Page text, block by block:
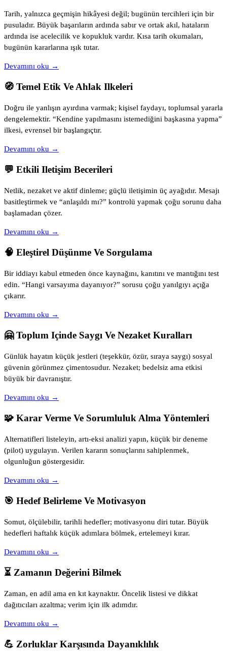
Tarih, yalnızca geçmişin hikâyesi değil; bugünün tercihleri için bir
pusuladır. Büyük başarıların ardında sabır ve ortak akıl, hataların
ardında ise acelecilik ve kopukluk vardır. Kısa tarih okumaları,
bugünün kararlarına ışık tutar.
Devamını oku →
🧭 Temel Etik Ve Ahlak Ilkeleri
Doğru ile yanlışın ayırdına varmak; kişisel faydayı, toplumsal yararla
dengelemektir. “Kendine yapılmasını istemediğini başkasına yapma”
ilkesi, evrensel bir başlangıçtır.
Devamını oku →
💬 Etkili Iletişim Becerileri
Netlik, nezaket ve aktif dinleme; güçlü iletişimin üç ayağıdır. Mesajı
basitleştirmek ve “anlaşıldı mı?” kontrolü yapmak çoğu sorunu daha
başlamadan çözer.
Devamını oku →
🧠 Eleştirel Düşünme Ve Sorgulama
Bir iddiayı kabul etmeden önce kaynağını, kanıtını ve mantığını test
edin. “Hangi varsayıma dayanıyor?” sorusu çoğu yanılgıyı açığa
çıkarır.
Devamını oku →
🤗 Toplum Içinde Saygı Ve Nezaket Kuralları
Günlük hayatın küçük jestleri (teşekkür, özür, sıraya saygı) sosyal
güvenin görünmez çimentosudur. Nezaket; bedelsiz ama etkisi
büyük bir davranıştır.
Devamını oku →
🧩 Karar Verme Ve Sorumluluk Alma Yöntemleri
Alternatifleri listeleyin, artı-eksi analizi yapın, küçük bir deneme
(pilot) uygulayın. Verilen kararın sonuçlarını sahiplenmek,
olgunluğun göstergesidir.
Devamını oku →
🎯 Hedef Belirleme Ve Motivasyon
Somut, ölçülebilir, tarihli hedefler; motivasyonu diri tutar. Büyük
hedefleri haftalık küçük adımlara bölmek, ertelemeyi kırar.
Devamını oku →
⏳ Zamanın Değerini Bilmek
Zaman, en adil ama en kıt kaynaktır. Öncelik listesi ve dikkat
dağıtıcıları azaltma; verim için ilk adımdır.
Devamını oku →
💪 Zorluklar Karşısında Dayanıklılık